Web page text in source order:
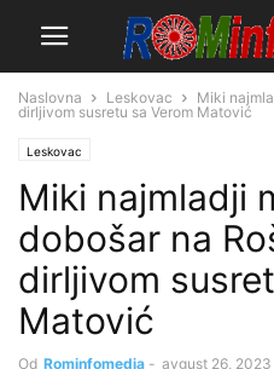
Naslovna Leskovac
Miki
dirljivom susretu sa Verom Matović
Leskovac
Miki najmladji
dobošar na
dirljivom
Matović
Od Rominfomedia - avgust 26, 2023